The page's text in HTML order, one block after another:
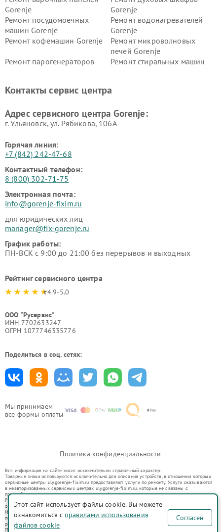
Мы принимаем
все формы оплаты
Gorenje
Gorenje
Ремонт посудомоечных
машин Gorenje
Ремонт водонагревателей
Gorenje
Ремонт кофемашин Gorenje
Ремонт микроволновых
печей Gorenje
Ремонт парогенераторов
Ремонт стиральных машин
Контакты сервис центра
Адрес сервисного центра Gorenje:
г. Ульяновск, ул. Рябикова, 106А
Горячая линия:
+7 (842) 242-47-68
Контактный телефон:
8 (800) 302-71-75
Электронная почта:
info@gorenje-fixim.ru
для юридических лиц
manager@fix-gorenje.ru
График работы:
ПН-ВСК с 9:00 до 21:00 без перерывов и выходных
Рейтинг сервисного центра
4.9-5.0
ООО "Русервис"
ИНН 7702633247
ОГРН 1077746335776
Поделиться в соц. сетях:
Политика конфиденциальности
Вся информация на сайте носит исключительно справочный характер.
Товарные знаки используются исключительно для описания устройств, в отношении которых
сервисные центры uly.gorenje-fixim.ru предоставляют услуги по ремонту. Услуги оказываются
в неавторизованных сервисных центрах uly.gorenje-fixim.ru, которые не связаны с
правообладателями товарных знаков или их официальными представителями.
Ремонт осуществляется для устройств, уже введенных в гражданский оборот в соответствии
со статьей 1487 ГК РФ.
Использование товарных знаков не преследует цели индивидуализации услуг или введения
потребителей в заблуждение, а служит для информирования о предоставляемых услугах по
ремонту техники указанных брендов.
Представленная на сайте информация не является публичной офертой, определяемой
Этот сайт использует файлы cookie. Вы можете
ознакомиться с правилами использования
файлов cookie
Согласен